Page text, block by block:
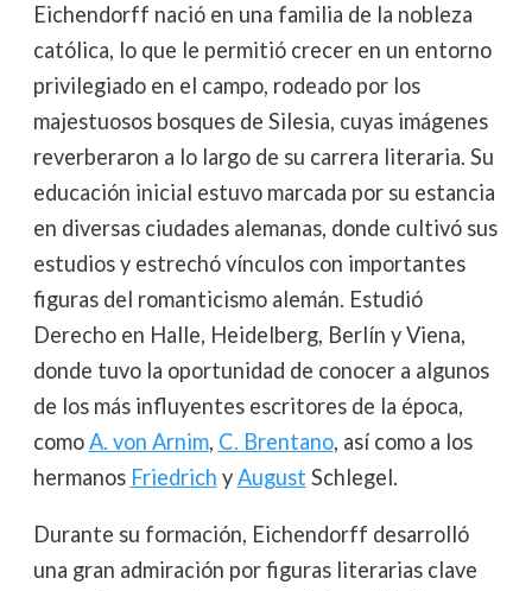
Eichendorff nació en una familia de la nobleza
católica, lo que le permitió crecer en un entorno
privilegiado en el campo, rodeado por los
majestuosos bosques de Silesia, cuyas imágenes
reverberaron a lo largo de su carrera literaria. Su
educación inicial estuvo marcada por su estancia
en diversas ciudades alemanas, donde cultivó sus
estudios y estrechó vínculos con importantes
figuras del romanticismo alemán. Estudió
Derecho en Halle, Heidelberg, Berlín y Viena,
donde tuvo la oportunidad de conocer a algunos
de los más influyentes escritores de la época,
comoA. von Arnim, C. Brentano, así como a los
hermanos Friedrich yAugust Schlegel.
Durante su formación, Eichendorff desarrolló
una gran admiración por figuras literarias clave